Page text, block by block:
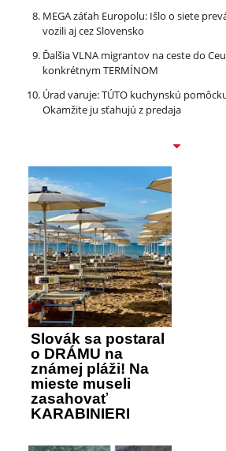
MEGA záťah Europolu: Išlo o siete
vozili aj cez Slovensko
Ďalšia VLNA migrantov na ceste do
konkrétnym TERMÍNOM
Úrad varuje: TÚTO kuchynskú pomôcku
Okamžite ju sťahujú z predaja
Slovák sa postaral
o DRÁMU na
známej pláži! Na
mieste museli
zasahovať
KARABINIERI